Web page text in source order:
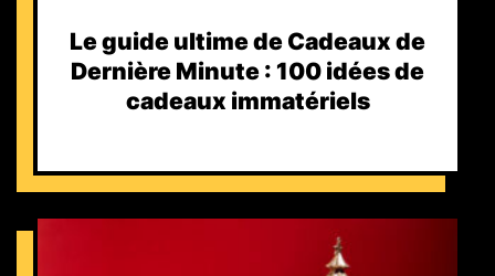
Le guide ultime de Cadeaux de
Dernière Minute : 100 idées de
cadeaux immatériels